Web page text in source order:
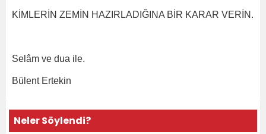
KİMLERİN ZEMİN HAZIRLADIĞINA BİR KARAR VERİN.
Selâm ve dua ile.
Bülent Ertekin
Neler Söylendi?